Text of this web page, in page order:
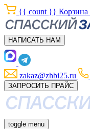
{{ count }} Корзина
НАПИСАТЬ НАМ
zakaz@zhbi25.ru
ЗАПРОСИТЬ ПРАЙС
toggle menu